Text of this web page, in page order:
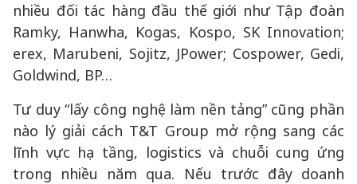
nhiều đối tác hàng đầu thế giới như Tập đoàn
Ramky, Hanwha, Kogas, Kospo, SK Innovation;
erex, Marubeni, Sojitz, JPower; Cospower, Gedi,
Goldwind, BP…
Tư duy “lấy công nghệ làm nền tảng” cũng phần
nào lý giải cách T&T Group mở rộng sang các
lĩnh vực hạ tầng, logistics và chuỗi cung ứng
trong nhiều năm qua. Nếu trước đây doanh